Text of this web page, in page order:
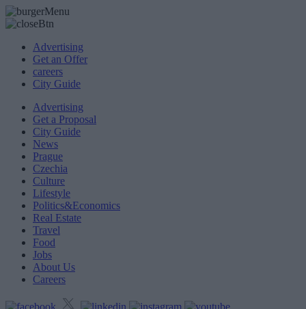
Advertising
Get an Offer
careers
City Guide
Advertising
Get a Proposal
City Guide
News
Prague
Czechia
Culture
Lifestyle
Politics&Economics
Real Estate
Travel
Food
Jobs
About Us
Careers